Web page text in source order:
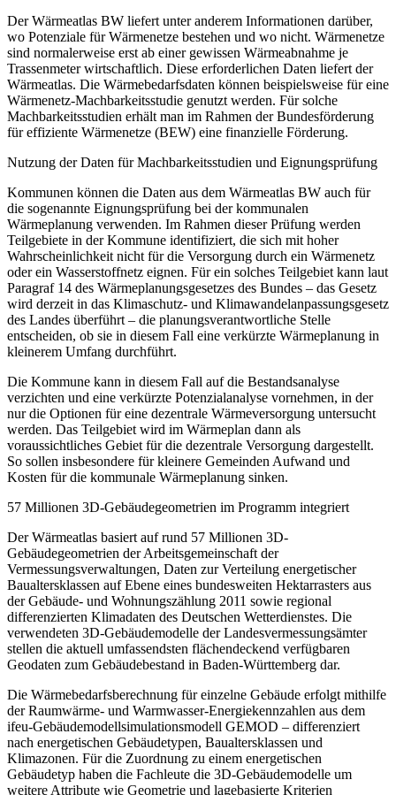
Der Wärmeatlas BW liefert unter anderem Informationen darüber,
wo Potenziale für Wärmenetze bestehen und wo nicht. Wärmenetze
sind normalerweise erst ab einer gewissen Wärmeabnahme je
Trassenmeter wirtschaftlich. Diese erforderlichen Daten liefert der
Wärmeatlas. Die Wärmebedarfsdaten können beispielsweise für eine
Wärmenetz-Machbarkeitsstudie genutzt werden. Für solche
Machbarkeitsstudien erhält man im Rahmen der Bundesförderung
für effiziente Wärmenetze (BEW) eine finanzielle Förderung.
Nutzung der Daten für Machbarkeitsstudien und Eignungsprüfung
Kommunen können die Daten aus dem Wärmeatlas BW auch für
die sogenannte Eignungsprüfung bei der kommunalen
Wärmeplanung verwenden. Im Rahmen dieser Prüfung werden
Teilgebiete in der Kommune identifiziert, die sich mit hoher
Wahrscheinlichkeit nicht für die Versorgung durch ein Wärmenetz
oder ein Wasserstoffnetz eignen. Für ein solches Teilgebiet kann laut
Paragraf 14 des Wärmeplanungsgesetzes des Bundes – das Gesetz
wird derzeit in das Klimaschutz- und Klimawandelanpassungsgesetz
des Landes überführt – die planungsverantwortliche Stelle
entscheiden, ob sie in diesem Fall eine verkürzte Wärmeplanung in
kleinerem Umfang durchführt.
Die Kommune kann in diesem Fall auf die Bestandsanalyse
verzichten und eine verkürzte Potenzialanalyse vornehmen, in der
nur die Optionen für eine dezentrale Wärmeversorgung untersucht
werden. Das Teilgebiet wird im Wärmeplan dann als
voraussichtliches Gebiet für die dezentrale Versorgung dargestellt.
So sollen insbesondere für kleinere Gemeinden Aufwand und
Kosten für die kommunale Wärmeplanung sinken.
57 Millionen 3D-Gebäudegeometrien im Programm integriert
Der Wärmeatlas basiert auf rund 57 Millionen 3D-
Gebäudegeometrien der Arbeitsgemeinschaft der
Vermessungsverwaltungen, Daten zur Verteilung energetischer
Baualtersklassen auf Ebene eines bundesweiten Hektarrasters aus
der Gebäude- und Wohnungszählung 2011 sowie regional
differenzierten Klimadaten des Deutschen Wetterdienstes. Die
verwendeten 3D-Gebäudemodelle der Landesvermessungsämter
stellen die aktuell umfassendsten flächendeckend verfügbaren
Geodaten zum Gebäudebestand in Baden-Württemberg dar.
Die Wärmebedarfsberechnung für einzelne Gebäude erfolgt mithilfe
der Raumwärme- und Warmwasser-Energiekennzahlen aus dem
ifeu-Gebäudemodellsimulationsmodell GEMOD – differenziert
nach energetischen Gebäudetypen, Baualtersklassen und
Klimazonen. Für die Zuordnung zu einem energetischen
Gebäudetyp haben die Fachleute die 3D-Gebäudemodelle um
weitere Attribute wie Geometrie und lagebasierte Kriterien